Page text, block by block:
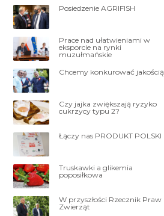
Posiedzenie AGRIFISH
Prace nad ułatwieniami w
eksporcie na rynki
muzułmańskie
Chcemy konkurować jakością
Czy jajka zwiększają ryzyko
cukrzycy typu 2?
Łączy nas PRODUKT POLSKI
Truskawki a glikemia
poposiłkowa
W przyszłości Rzecznik Praw
Zwierząt